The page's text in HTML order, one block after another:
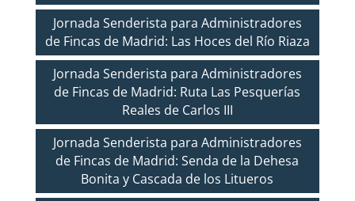
Jornada Senderista para Administradores
de Fincas de Madrid: Las Hoces del Río Riaza
Jornada Senderista para Administradores
de Fincas de Madrid: Ruta Las Pesquerías
Reales de Carlos III
Jornada Senderista para Administradores
de Fincas de Madrid: Senda de la Dehesa
Bonita y Cascada de los Litueros